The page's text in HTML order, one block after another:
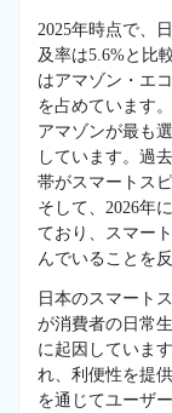
2025年時点で、
及率は5.6%と比
はアマゾン・エ
を占めています
アマゾンが最も
しています。過
帯がスマートス
そして、2026年
ており、スマー
んでいることを
日本のスマート
が消費者の日常
に起因していま
れ、利便性を提
を通じてユーザ